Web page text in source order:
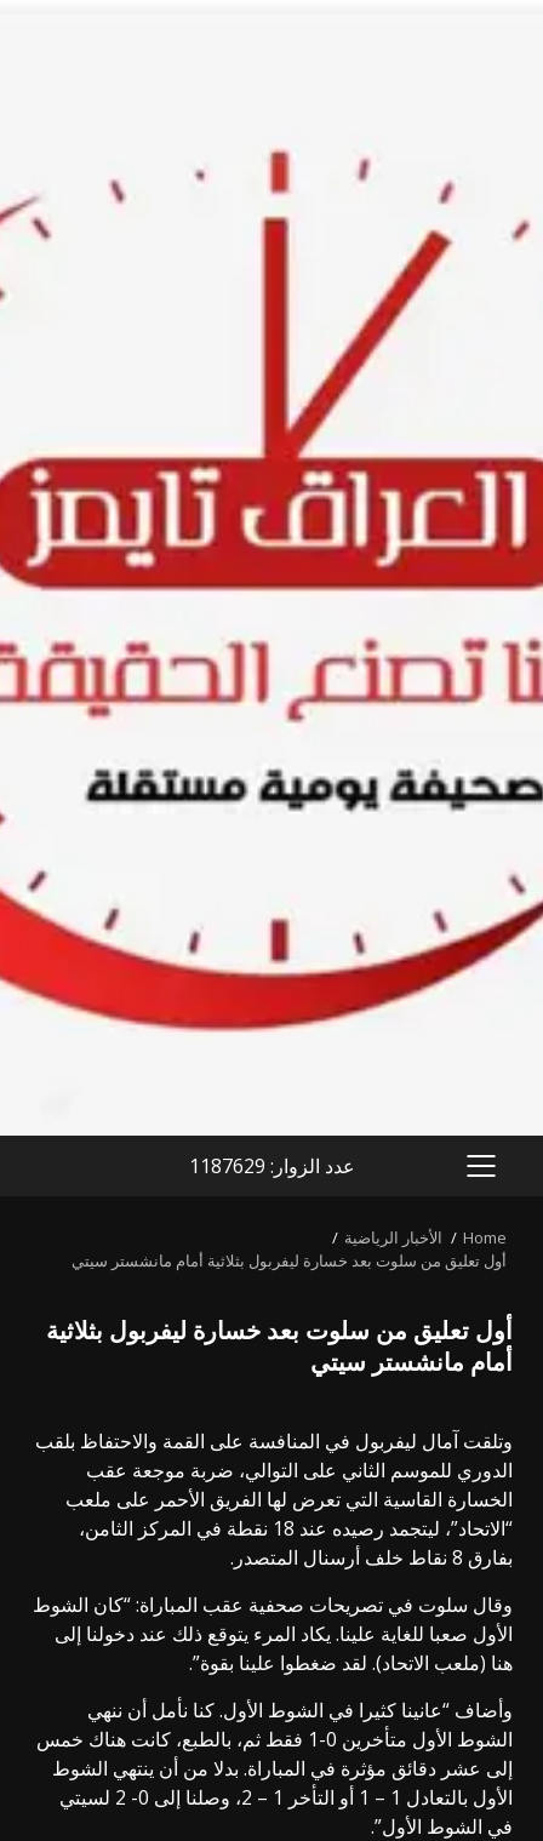
PRIMARY
عدد الزوار: 1187629
Home
الأخبار الرياضية
أول تعليق من سلوت بعد خسارة ليفربول بثلاثية أمام مانشستر سيتي
أول تعليق من سلوت بعد خسارة ليفربول بثلاثية
أمام مانشستر سيتي
وتلقت آمال ليفربول في المنافسة على القمة والاحتفاظ بلقب
الدوري للموسم الثاني على التوالي، ضربة موجعة عقب
الخسارة القاسية التي تعرض لها الفريق الأحمر على ملعب
“الاتحاد”، ليتجمد رصيده عند 18 نقطة في المركز الثامن،
بفارق 8 نقاط خلف أرسنال المتصدر.
وقال سلوت في تصريحات صحفية عقب المباراة: “كان الشوط
الأول صعبا للغاية علينا. يكاد المرء يتوقع ذلك عند دخولنا إلى
هنا (ملعب الاتحاد). لقد ضغطوا علينا بقوة”.
وأضاف “عانينا كثيرا في الشوط الأول. كنا نأمل أن ننهي
الشوط الأول متأخرين 0-1 فقط ثم، بالطبع، كانت هناك خمس
إلى عشر دقائق مؤثرة في المباراة. بدلا من أن ينتهي الشوط
الأول بالتعادل 1 – 1 أو التأخر 1 – 2، وصلنا إلى 0- 2 لسيتي
في الشوط الأول”.